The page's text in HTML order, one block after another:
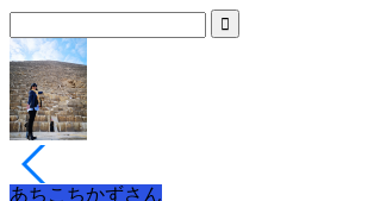
あちこちかずさん